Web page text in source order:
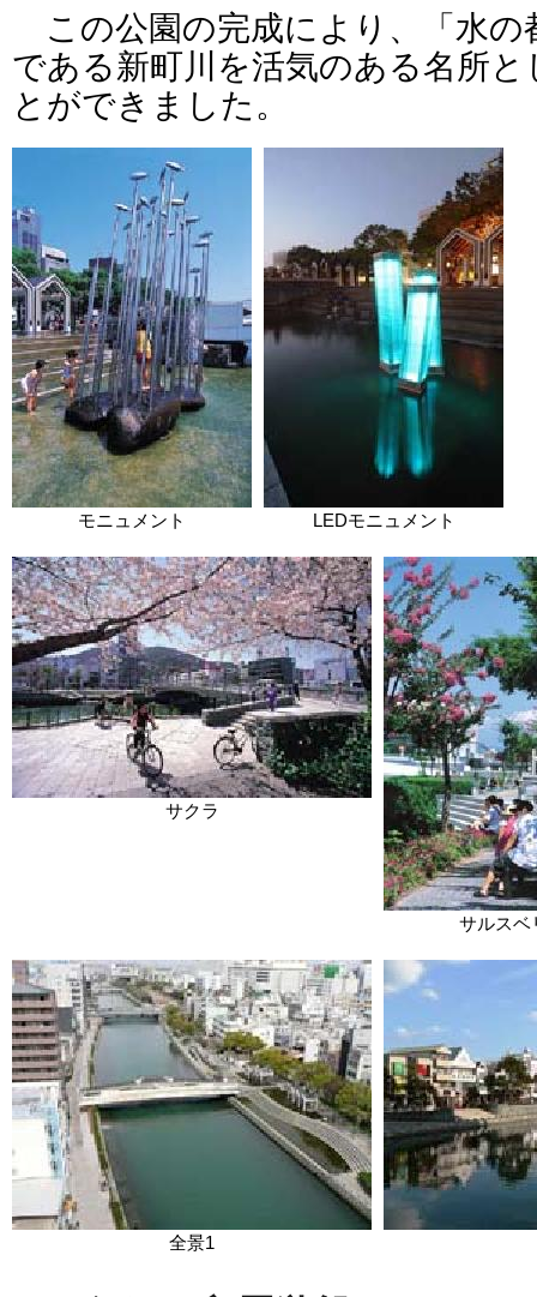
この公園の完成により、「水の
である新町川を活気のある名所
とができました。
モニュメント LEDモニュメント
サクラ
サルスベ
全景1